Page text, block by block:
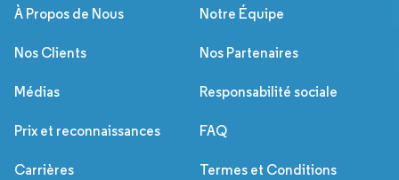
À Propos de Nous Notre Équipe
Nos Clients Nos Partenaires
Médias Responsabilité sociale
Prix et reconnaissances FAQ
Carrières Termes et Conditions